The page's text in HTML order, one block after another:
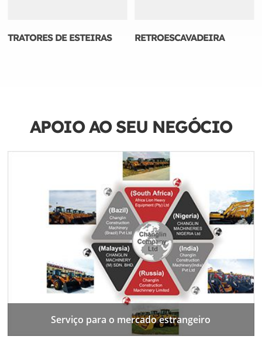
TRATORES DE ESTEIRAS RETROESCAVADEIRA
APOIO AO SEU NEGÓCIO
Serviço para o mercado estrangeiro